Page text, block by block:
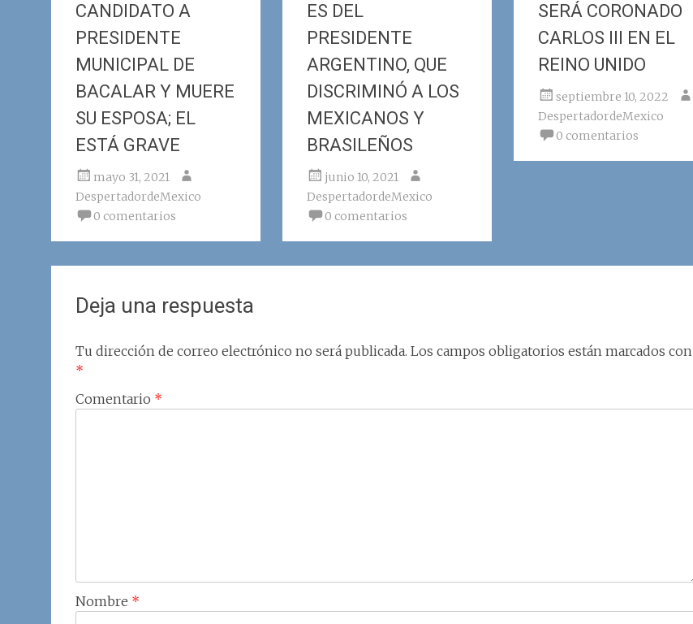
CANDIDATO A
PRESIDENTE
MUNICIPAL DE
BACALAR Y MUERE
SU ESPOSA; EL
ESTÁ GRAVE
mayo 31, 2021
DespertadordeMexico
0 comentarios
ES DEL
PRESIDENTE
ARGENTINO, QUE
DISCRIMINÓ A LOS
MEXICANOS Y
BRASILEÑOS
junio 10, 2021
DespertadordeMexico
0 comentarios
SERÁ CORONADO
CARLOS III EN EL
REINO UNIDO
septiembre 10, 2022
DespertadordeMexico
0 comentarios
Deja una respuesta
Tu dirección de correo electrónico no será publicada. Los campos obligatorios están marcados con
*
Comentario *
Nombre *